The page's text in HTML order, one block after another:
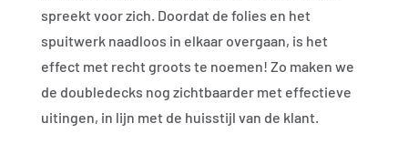
spreekt voor zich. Doordat de folies en het
spuitwerk naadloos in elkaar overgaan, is het
effect met recht groots te noemen! Zo maken we
de doubledecks nog zichtbaarder met effectieve
uitingen, in lijn met de huisstijl van de klant.